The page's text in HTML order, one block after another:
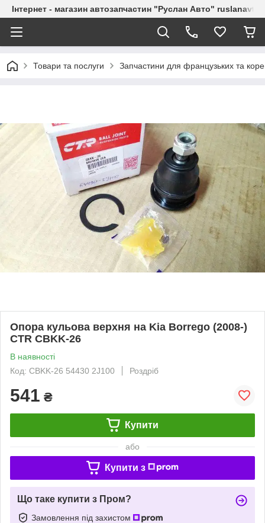
Інтернет - магазин автозапчастин "Руслан Авто"
Товари та послуги Запчастини для французьких та
Опора кульова верхня на Kia Borrego (2008-)
CTR CBKK-26
В наявності
Код: CBKK-26 54430 2J100
Роздріб
541 ₴
Купити
або
Купити з
Що таке купити з Пром?
Замовлення під захистом